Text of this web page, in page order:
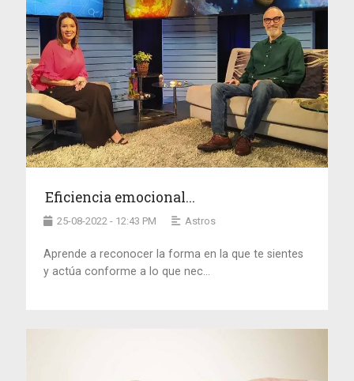
Eficiencia emocional...
25-08-2022 - 12:43 PM Astros
Aprende a reconocer la forma en la que te sientes
y actúa conforme a lo que nec...